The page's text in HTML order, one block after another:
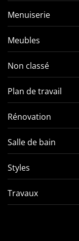
Menuiserie
Meubles
Non classé
Plan de travail
Rénovation
Salle de bain
Styles
Travaux